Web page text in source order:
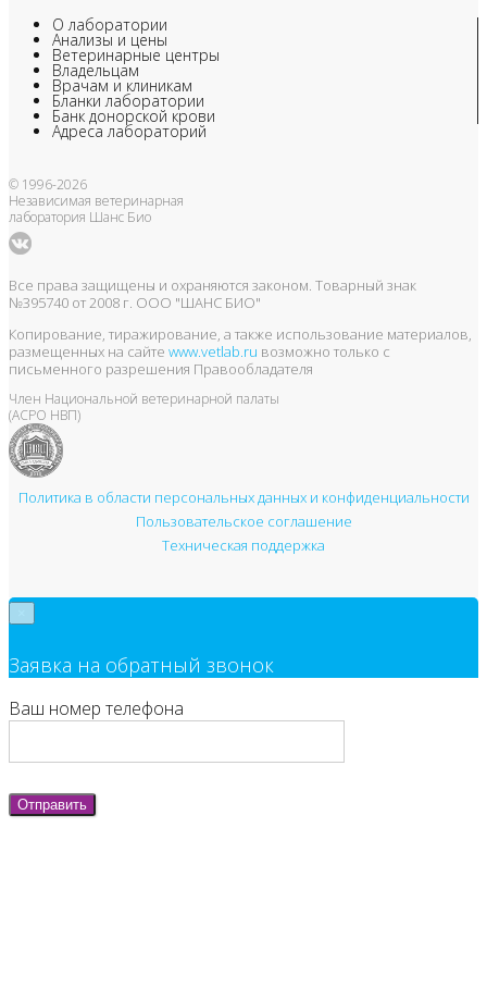
О лаборатории
Анализы и цены
Ветеринарные центры
Владельцам
Врачам и клиникам
Бланки лаборатории
Банк донорской крови
Адреса лабораторий
© 1996-2026
Независимая ветеринарная
лаборатория Шанс Био
Все права защищены и охраняются законом. Товарный знак
№395740 от 2008 г. ООО "ШАНС БИО"
Копирование, тиражирование, а также использование материалов,
размещенных на сайте www.vetlab.ru возможно только с
письменного разрешения Правообладателя
Член Национальной ветеринарной палаты
(АСРО НВП)
Политика в области персональных данных и конфиденциальности
Пользовательское соглашение
Техническая поддержка
Заявка на обратный звонок
Ваш номер телефона
Отправить